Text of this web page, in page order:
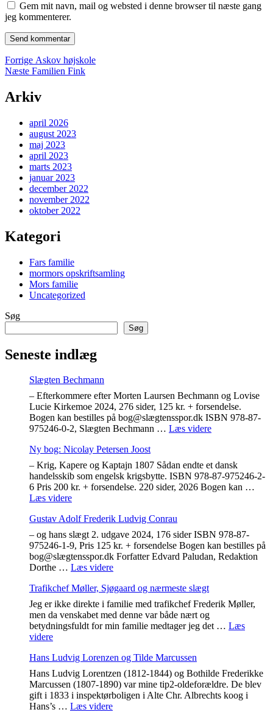
Gem mit navn, mail og websted i denne browser til næste gang
jeg kommenterer.
Indlægsnavigation
Forrige Forrige
indlæg:
Askov højskole
Næste Næste
Familien Fink
Arkiv
april 2026
august 2023
maj 2023
april 2023
marts 2023
januar 2023
december 2022
november 2022
oktober 2022
Kategori
Fars familie
mormors opskriftsamling
Mors familie
Uncategorized
Søg
Søg
Seneste indlæg
Slægten Bechmann
– Efterkommere efter Morten Laursen Bechmann og Lovise
Lucie Kirkemoe 2024, 276 sider, 125 kr. + forsendelse.
Bogen kan bestilles på bog@slægtensspor.dk ISBN 978-87-
975246-0-2, Slægten Bechmann … Læs videre"Slægten
Ny bog: Nicolay Petersen Joost
– Krig, Kapere og Kaptajn 1807 Sådan endte et dansk
handelsskib som engelsk krigsbytte. ISBN 978-87-975246-2-
6 Pris 200 kr. + forsendelse. 220 sider, 2026 Bogen kan …
Læs videre"Ny
Nicolay
Petersen
Joost"
Gustav Adolf Frederik Ludvig Conrau
– og hans slægt 2. udgave 2024, 176 sider ISBN 978-87-
975246-1-9, Pris 125 kr. + forsendelse Bogen kan bestilles på
bog@slægtensspor.dk Forfatter Edvard Paludan, Redaktion
Dorthe … Læs videre"Gustav
Frederik
Ludvig
Conrau"
Trafikchef Møller, Sjøgaard og nærmeste slægt
Jeg er ikke direkte i familie med trafikchef Frederik Møller,
men da venskabet med denne var både nært og
betydningsfuldt for min familie medtager jeg det … Læs
videre"Trafikchef
Sjøgaard
og
nærmeste
slægt"
Hans Ludvig Lorenzen og Tilde Marcussen
Hans Ludvig Lorentzen (1812-1844) og Bothilde Frederikke
Marcussen (1807-1890) var mine tip2-oldeforældre. De blev
gift i 1833 i inspektørboligen i Alte Chr. Albrechts koog i
Hans’s … Læs videre"Hans